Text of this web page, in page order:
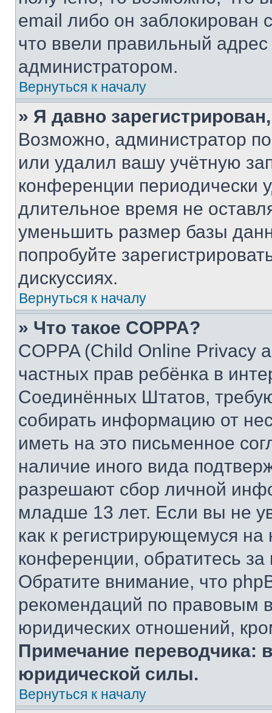
email либо он
что ввели правильный адрес
администратором.
Вернуться к началу
» Я давно
Возможно, администратор
или удалил вашу учётную
конференции периодически
длительное время не
уменьшить размер базы
попробуйте
дискуссиях.
Вернуться к началу
» Что такое COPPA?
COPPA (Child Online Privacy
частных прав ребёнка в
Соединённых Штатов,
собирать информацию от
иметь на это письменное
наличие иного вида
разрешают сбор личной
младше 13 лет. Если вы не
как к регистрирующемуся
конференции, обратитесь
Обратите внимание, что
рекомендаций по правовым
юридических отношений,
Примечание переводчика:
юридической силы.
Вернуться к началу